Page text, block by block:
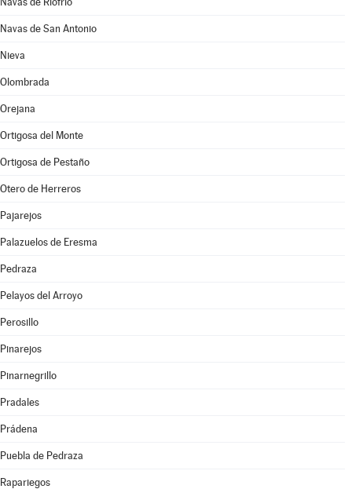
Navas de San Antonio
Nieva
Olombrada
Orejana
Ortigosa del Monte
Ortigosa de Pestaño
Otero de Herreros
Pajarejos
Palazuelos de Eresma
Pedraza
Pelayos del Arroyo
Perosillo
Pinarejos
Pinarnegrillo
Pradales
Prádena
Puebla de Pedraza
Rapariegos